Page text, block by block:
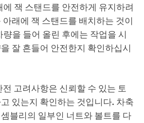
잭 스탠드를 안전하게 유지하려
래에 잭 스탠드를 배치하는 것이
을 들어 올린 후에는 작업을 시
잘 흔들어 안전한지 확인하십시
고려사항은 신뢰할 수 있는 토
있는지 확인하는 것입니다. 차축
블리의 일부인 너트와 볼트를 다